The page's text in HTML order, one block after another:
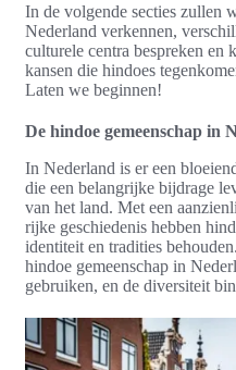
In de volgende secties zullen
Nederland verkennen,
culturele centra bespreken en
kansen die hindoes
Laten we beginnen!
De hindoe gemeenschap in
In Nederland is er een
die een belangrijke bijdrage
van het land. Met een
rijke geschiedenis hebben
identiteit en tradities
hindoe gemeenschap in
gebruiken, en de diversiteit